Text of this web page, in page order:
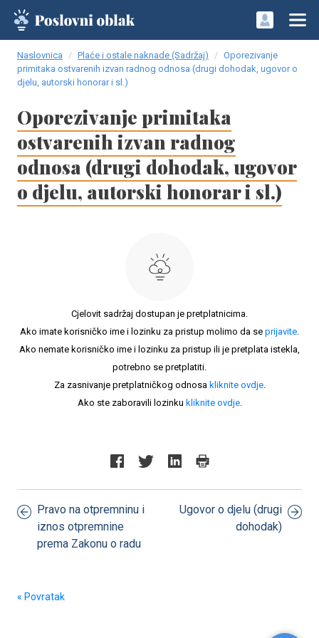
Naslovnica Plaće i ostale naknade (Sadržaj)
Oporezivanje
primitaka ostvarenih izvan radnog odnosa (drugi dohodak, ugovor o
djelu, autorski honorar i sl.)
Oporezivanje primitaka
ostvarenih izvan radnog
odnosa (drugi dohodak, ugovor
o djelu, autorski honorar i sl.)
Cjelovit sadržaj dostupan je pretplatnicima.
Ako imate korisničko ime i lozinku za pristup molimo da se prijavite.
Ako nemate korisničko ime i lozinku za pristup ili je pretplata istekla,
potrebno se pretplatiti.
Za zasnivanje pretplatničkog odnosa kliknite ovdje.
Ako ste zaboravili lozinku kliknite ovdje.
Pravo na otpremninu i
iznos otpremnine
prema Zakonu o radu
Ugovor o djelu (drugi
dohodak)
« Povratak